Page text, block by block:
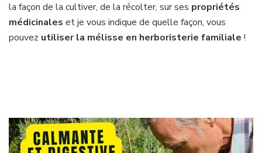
la façon de la cultiver, de la récolter, sur ses propriétés
médicinales et je vous indique de quelle façon, vous
pouvez utiliser la mélisse en herboristerie familiale !